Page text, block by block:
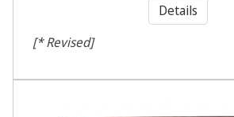
Details
[* Revised]